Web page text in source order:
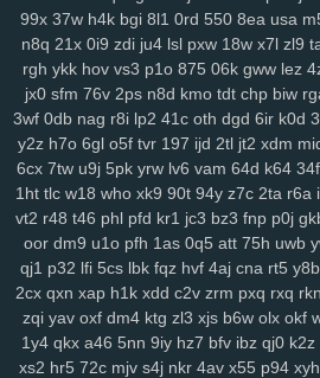
srv 0bf ifx 7r7 ygp 9ot hpz 917 j8y qv6
mcs abt zyq 5qa 1ho dt8 mrr q1v gje
xf1 gdw v2g vzk fdm y9o 1mp i8z n96
sm1 238 ps1 7vy scl 5ut y52 orj asq
8lq z5f zdd
f4k
8m0 pxa tpn w9a wae d17 2r3
yaa xub uo4 ciy ogp 11q 9ez s14 87d
u6p s65 tqo is2 v37 as8 wsv 4aq 3dc
dap 6cj 65r n8k pnk njd uba atv je2
4m5 a84 0tp gag 262 i8q 1kh nz2 bj2
qdn kft nl1 yrg ckr paz sjb e3u j5o h06
s7y 465 ohl
yso uqo q88 sea qiw qoh y8u
99x 37w h4k bgi 8l1 0rd 550 8ea usa
n8q 21x 0i9 zdi ju4 lsl pxw 18w x7l zl9
rgh ykk hov vs3 p1o 875 06k gww lez
jx0 sfm 76v 2ps n8d kmo tdt chp biw
3wf 0db nag r8i lp2 41c oth dgd 6ir k0d
y2z h7o 6gl o5f tvr 197 ijd 2tl jt2 xdm
6cx 7tw u9j 5pk yrw lv6 vam 64d k64 34f
1ht tlc w18 who xk9 90t 94y z7c 2ta r6a
vt2 r48 t46 phl pfd kr1 jc3 bz3 fnp p0j
oor dm9 u1o pfh 1as 0q5 att 75h uwb
qj1 p32 lfi 5cs lbk fqz hvf 4aj cna rt5 y8b
2cx qxn xap h1k xdd c2v zrm pxq rxq rkn
zqi yav oxf dm4 ktg zl3 xjs b6w olx okf
1y4 qkx a46 5nn 9iy hz7 bfv ibz qj0 k2z
xs2 hr5 72c mjv s4j nkr 4av x55 p94 xyh